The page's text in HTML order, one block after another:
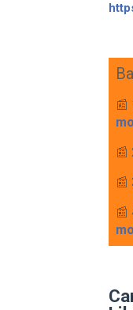
📰
📰
📰
📰